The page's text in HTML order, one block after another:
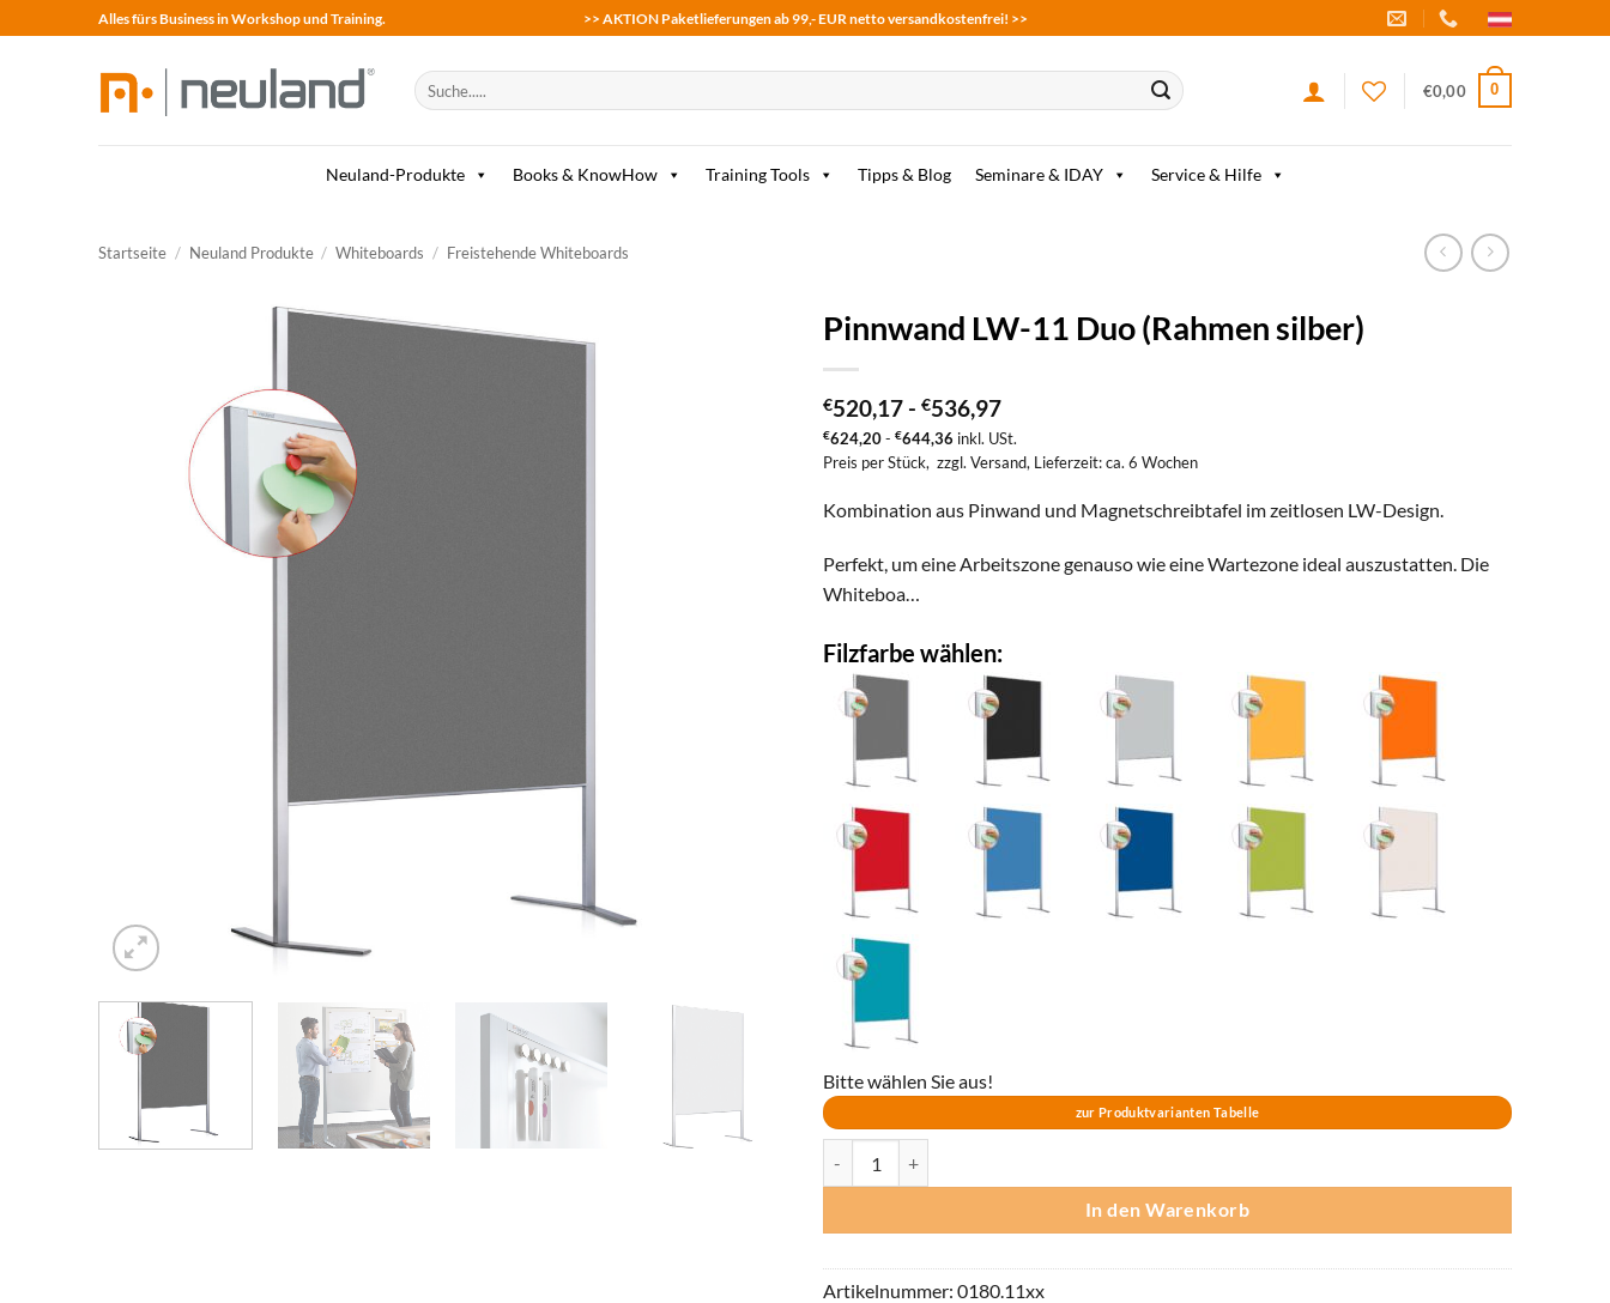
to
Alles fürs Business in Workshop und Training. >> AKTION Paketlieferungen ab 99,- EUR netto versandkostenfrei! >>
Suche
nach:
€0,00 0
Neuland-Produkte Books & KnowHow Training Tools Tipps & Blog Seminare & IDAY Service & Hilfe
Startseite / Neuland Produkte / Whiteboards / Freistehende Whiteboards
Pinnwand LW-11 Duo (Rahmen silber)
€520,17 - €536,97
€624,20- €644,36 inkl. USt.
Preis per Stück, zzgl. Versand, Lieferzeit: ca. 6 Wochen
Kombination aus Pinwand und Magnetschreibtafel im zeitlosen LW-Design.
Perfekt, um eine Arbeitszone genauso wie eine Wartezone ideal auszustatten. Die
Whiteboa…
Filzfarbe wählen:
Bitte wählen Sie aus!
zur Produktvarianten Tabelle
In den Warenkorb
Artikelnummer: 0180.11xx